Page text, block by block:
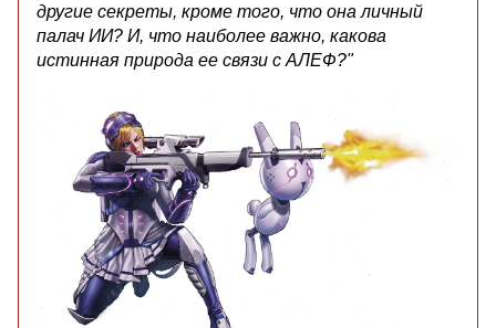
другие секреты, кроме того, что она личный
палач ИИ? И, что наиболее важно, какова
истинная природа ее связи с АЛЕФ?"